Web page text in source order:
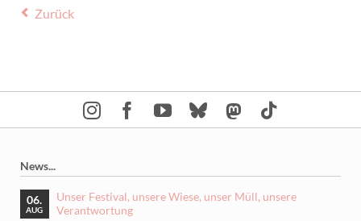
Zurück
News...
06.
AUG
Unser Festival, unsere Wiese, unser Müll, unsere
Verantwortung